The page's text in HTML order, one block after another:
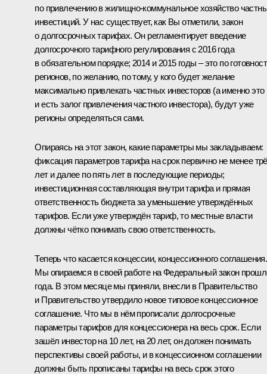
по привлечению в жилищно-коммунальное хозяйство
инвестиций. У нас существует, как Вы отметили, закон
о долгосрочных тарифах. Он регламентирует введение
долгосрочного тарифного регулирования с 2016 года
в обязательном порядке; 2014 и 2015 годы – это по
регионов, по желанию, по тому, у кого будет желание
максимально привлекать частных инвесторов (а именно это
и есть залог привлечения частного инвестора), будут уже
регионы определяться сами.
Опираясь на этот закон, какие параметры мы закладываем:
фиксация параметров тарифа на срок первично не менее
лет и далее по пять лет в последующие периоды;
инвестиционная составляющая внутри тарифа и прямая
ответственность бюджета за уменьшение утверждённых
тарифов. Если уже утверждён тариф, то местные власти
должны чётко понимать свою ответственность.
Теперь что касается концессии, концессионного соглашения.
Мы опираемся в своей работе на Федеральный закон
года. В этом месяце мы приняли, внесли в Правительство
и Правительство утвердило новое типовое концессионное
соглашение. Что мы в нём прописали: долгосрочные
параметры тарифов для концессионера на весь срок. Если
зашёл инвестор на 10 лет, на 20 лет, он должен понимать
перспективы своей работы, и в концессионном соглашении
должны быть прописаны тарифы на весь срок этого